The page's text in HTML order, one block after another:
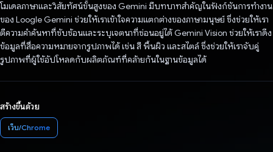
โมเดลภาษาและวิสัยทัศน์ขั้นสูงของ Gemini มีบทบาทสำคัญในฟังก์ชันการทำงาน
ของ Loogle Gemini ช่วยให้เราเข้าใจความแตกต่างของภาษามนุษย์ ซึ่งช่วยให้เรา
ตีความคำค้นหาที่ซับซ้อนและระบุเจตนาที่ซ่อนอยู่ได้ Gemini Vision ช่วยให้เราดึง
ข้อมูลที่สื่อความหมายจากรูปภาพได้ เช่น สี พื้นผิว และสไตล์ ซึ่งช่วยให้เราจับคู่
รูปภาพที่ผู้ใช้อัปโหลดกับผลิตภัณฑ์ที่คล้ายกันในฐานข้อมูลได้
สร้างขึ้นด้วย
เว็บ/Chrome